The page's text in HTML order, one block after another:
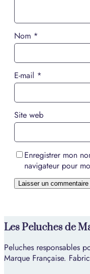
Nom *
E-mail *
Site web
Enregistrer mon
navigateur pour
Les Peluches de
Peluches responsables
Marque Française.